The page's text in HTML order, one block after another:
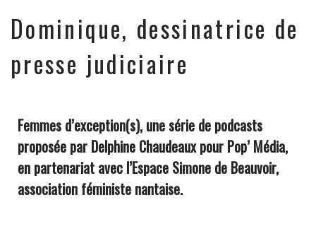
Dominique, dessinatrice de
presse judiciaire
Femmes d’exception(s), une série de podcasts
proposée par Delphine Chaudeaux pour Pop’ Média,
en partenariat avec l’Espace Simone de Beauvoir,
association féministe nantaise.